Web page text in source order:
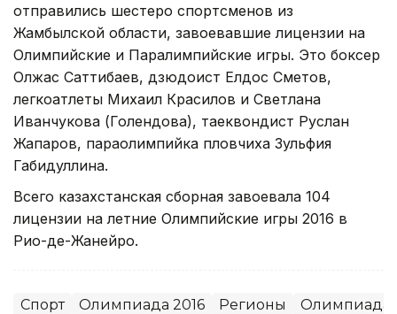
отправились шестеро спортсменов из
Жамбылской области, завоевавшие лицензии на
Олимпийские и Паралимпийские игры. Это боксер
Олжас Саттибаев, дзюдоист Елдос Сметов,
легкоатлеты Михаил Красилов и Светлана
Иванчукова (Голендова), таеквондист Руслан
Жапаров, параолимпийка пловчиха Зульфия
Габидуллина.
Всего казахстанская сборная завоевала 104
лицензии на летние Олимпийские игры 2016 в
Рио-де-Жанейро.
Спорт Олимпиада 2016 Регионы Олимпиада